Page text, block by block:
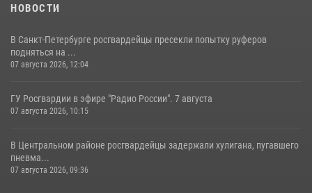
НОВОСТИ
В Санкт-Петербурге росгвардейцы пресекли попытку руферов
подняться на ...
07 августа 2026, 12:04
ГУ Росгвардии в эфире "Радио России". 7 августа
07 августа 2026, 10:15
В Центральном районе росгвардейцы задержали хулигана, пугавшего
пневма...
07 августа 2026, 09:36